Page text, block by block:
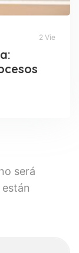
2 Vie
será